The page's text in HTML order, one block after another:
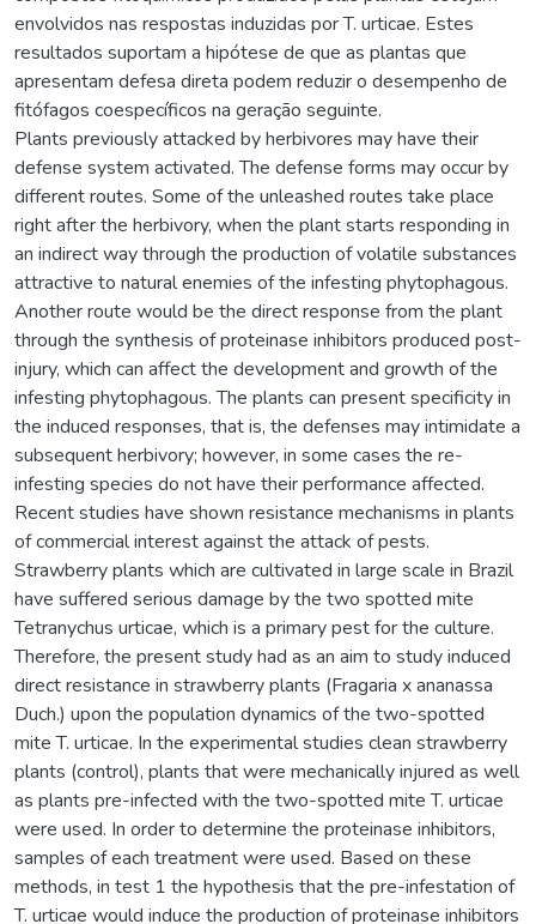
envolvidos nas respostas induzidas por T. urticae. Estes
resultados suportam a hipótese de que as plantas que
apresentam defesa direta podem reduzir o desempenho de
fitófagos coespecíficos na geração seguinte.
Plants previously attacked by herbivores may have their
defense system activated. The defense forms may occur by
different routes. Some of the unleashed routes take place
right after the herbivory, when the plant starts responding in
an indirect way through the production of volatile substances
attractive to natural enemies of the infesting phytophagous.
Another route would be the direct response from the plant
through the synthesis of proteinase inhibitors produced post-
injury, which can affect the development and growth of the
infesting phytophagous. The plants can present specificity in
the induced responses, that is, the defenses may intimidate a
subsequent herbivory; however, in some cases the re-
infesting species do not have their performance affected.
Recent studies have shown resistance mechanisms in plants
of commercial interest against the attack of pests.
Strawberry plants which are cultivated in large scale in Brazil
have suffered serious damage by the two spotted mite
Tetranychus urticae, which is a primary pest for the culture.
Therefore, the present study had as an aim to study induced
direct resistance in strawberry plants (Fragaria x ananassa
Duch.) upon the population dynamics of the two-spotted
mite T. urticae. In the experimental studies clean strawberry
plants (control), plants that were mechanically injured as well
as plants pre-infected with the two-spotted mite T. urticae
were used. In order to determine the proteinase inhibitors,
samples of each treatment were used. Based on these
methods, in test 1 the hypothesis that the pre-infestation of
T. urticae would induce the production of proteinase inhibitors